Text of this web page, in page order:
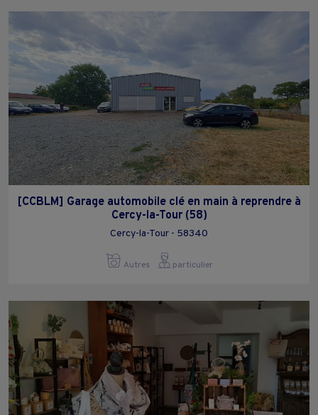
[CCBLM] Garage automobile clé en main à reprendre à
Cercy-la-Tour (58)
Cercy-la-Tour - 58340
Autres particulier